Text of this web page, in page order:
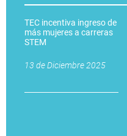
TEC incentiva ingreso de
más mujeres a carreras
STEM
13 de Diciembre 2025